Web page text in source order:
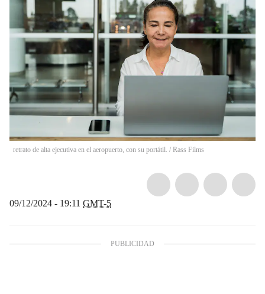
retrato de alta ejecutiva en el aeropuerto, con su portátil. / Rass Films
09/12/2024 - 19:11 GMT-5